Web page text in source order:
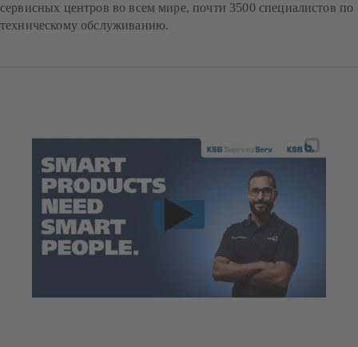
сервисных центров во всем мире, почти 3500 специалистов по
техническому обслуживанию.